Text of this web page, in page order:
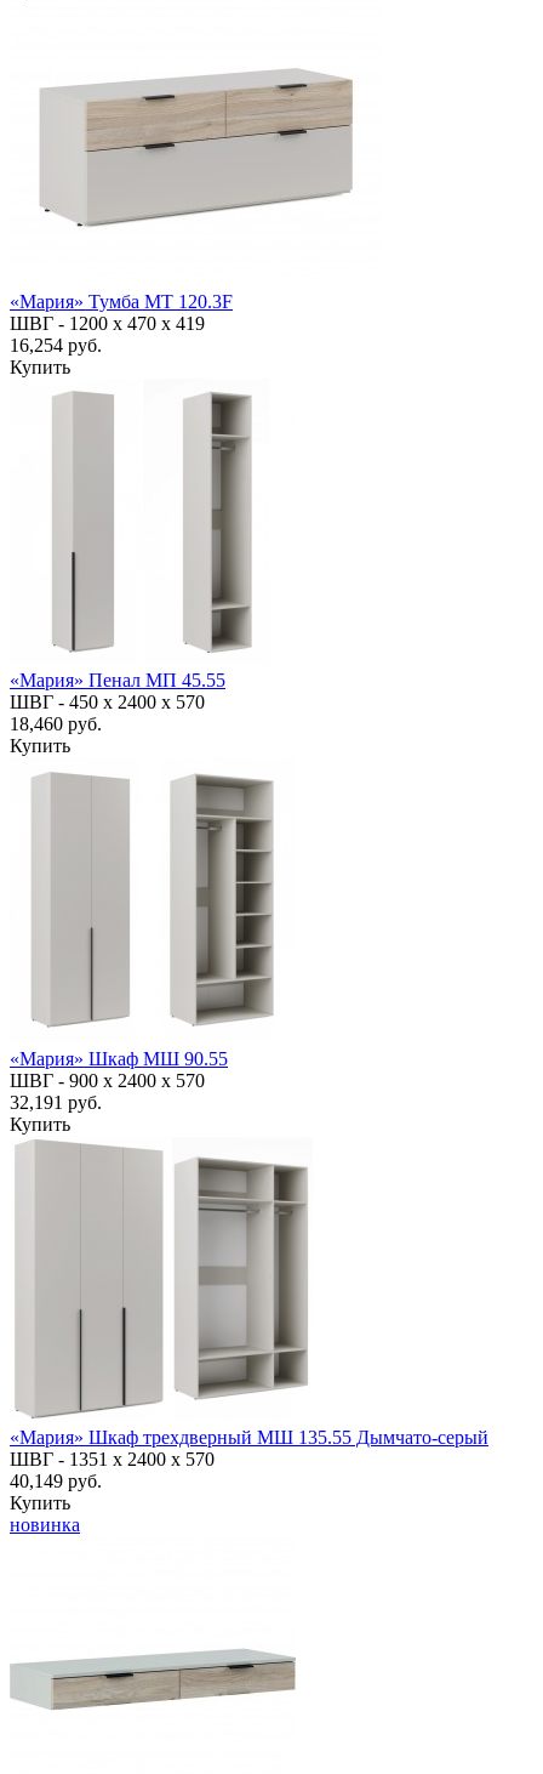
«Мария» Тумба МТ 120.3F
ШВГ - 1200 х 470 х 419
16,254 руб.
Купить
«Мария» Пенал МП 45.55
ШВГ - 450 х 2400 х 570
18,460 руб.
Купить
«Мария» Шкаф МШ 90.55
ШВГ - 900 х 2400 х 570
32,191 руб.
Купить
«Мария» Шкаф трехдверный МШ 135.55 Дымчато-серый
ШВГ - 1351 х 2400 х 570
40,149 руб.
Купить
новинка